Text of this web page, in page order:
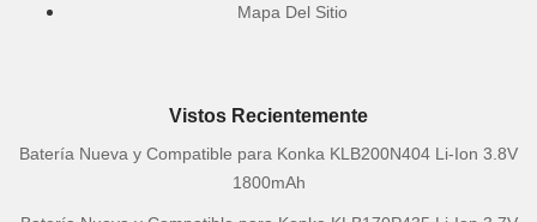
Mapa Del Sitio
Vistos Recientemente
Batería Nueva y Compatible para Konka KLB200N404 Li-Ion 3.8V
1800mAh